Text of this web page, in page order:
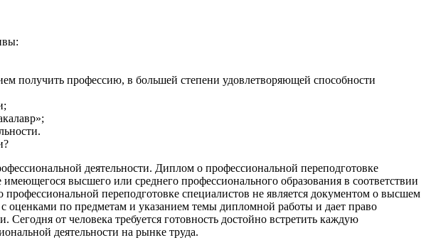
получить профессию, в большей степени удовлетворяющей способности
деятельности. Диплом о профессиональной переподготовке
высшего или среднего профессионального образования в соответствии
переподготовке специалистов не является документом о высшем
по предметам и указанием темы дипломной работы и дает право
от человека требуется готовность достойно встретить каждую
деятельности на рынке труда.